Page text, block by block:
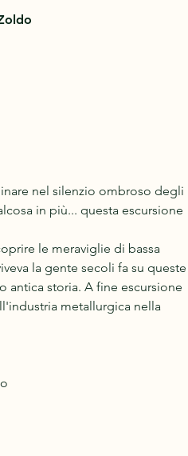
nel silenzio ombroso degli
in più... questa escursione
le meraviglie di bassa
la gente secoli fa su queste
storia. A fine escursione
metallurgica nella